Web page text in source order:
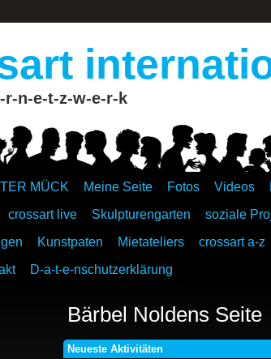
r-n-e-t-z-w-e-r-k
MÜCK Meine Seite Fotos Videos
crossart live Skulpturengarten soziale
Kunstpaten Mietateliers crossart a-z
D-a-t-e-nschutzerklärung
Bärbel Noldens Seite
Neueste Aktivitäten